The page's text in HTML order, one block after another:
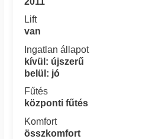
Lift
van
Ingatlan állapot
kívül: újszerű
belül: jó
Fűtés
központi fűtés
Komfort
összkomfort